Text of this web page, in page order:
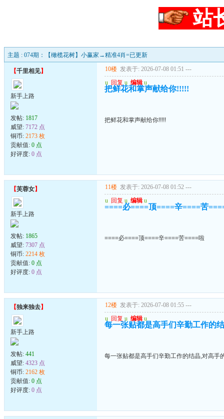
站
主题 : 074期：【橄榄花树】小赢家→精准4肖=已更新
【千里相见】
新手上路
发帖: 1817
威望: 7172 点
铜币: 2173 枚
贡献值: 0 点
好评度: 0 点
10楼 发表于: 2026-07-08 01:51 ---
u 回复 u 编辑 u
把鲜花和掌声献给你!!!!!
把鲜花和掌声献给你!!!!!
【芙蓉女】
新手上路
发帖: 1865
威望: 7307 点
铜币: 2214 枚
贡献值: 0 点
好评度: 0 点
11楼 发表于: 2026-07-08 01:52 ---
u 回复 u 编辑 u
====必====顶====辛====苦
====必====顶====辛====苦====啦
【独来独去】
新手上路
发帖: 441
威望: 4323 点
铜币: 2162 枚
贡献值: 0 点
好评度: 0 点
12楼 发表于: 2026-07-08 01:55 ---
u 回复 u 编辑 u
每一张贴都是高手们辛勤工作的
每一张贴都是高手们辛勤工作的结晶,对高手